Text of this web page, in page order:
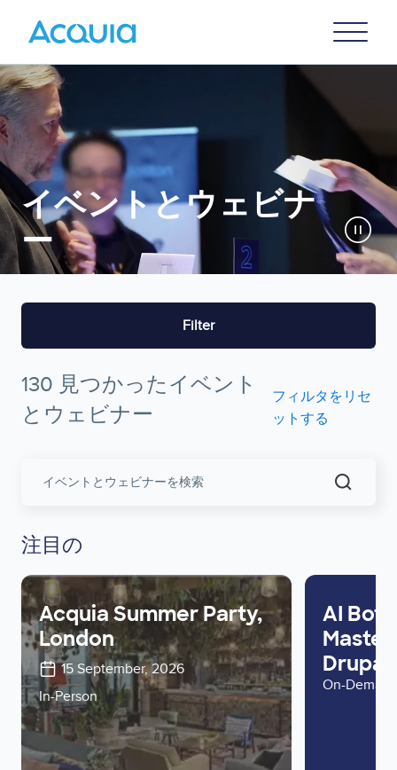
content
Menu
イベントとウェビナ
ー
Filter
130 見つかったイベント
とウェビナー
フィルタをリセ
ットする
Events
Webinar
注目の
Acquia Summer Party,
London
15 September, 2026
In-Person
AI
Drupal
On-Demand